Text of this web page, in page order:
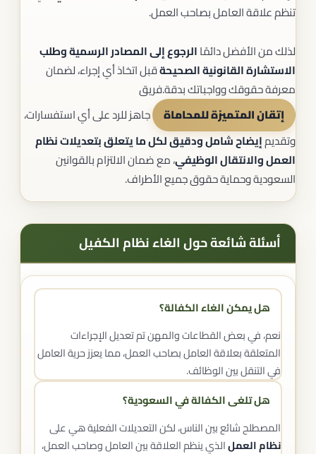
تنظم علاقة العامل بصاحب العمل.
لذلك من الأفضل دائمًاالرجوع إلى المصادر الرسمية وطلب
الاستشارة القانونية الصحيحةقبل اتخاذ أي إجراء، لضمان
معرفة حقوقك وواجباتك بدقة.فريق
إتقان المتميزة للمحاماة
جاهز للرد على أي استفسارات،
وتقديمإيضاح شامل ودقيق لكل ما يتعلق بتعديلات نظام
العمل والانتقال الوظيفي، مع ضمان الالتزام بالقوانين
السعودية وحماية حقوق جميع الأطراف.
أسئلة شائعة حول الغاء نظام الكفيل
هل يمكن الغاء الكفالة؟
نعم، في بعض القطاعات والمهن تم تعديل الإجراءات
المتعلقة بعلاقة العامل بصاحب العمل، مما يعزز حرية العامل
في التنقل بين الوظائف.
هل تلغى الكفالة في السعودية؟
المصطلح شائع بين الناس، لكن التعديلات الفعلية هي على
نظام العملالذي ينظم العلاقة بين العامل وصاحب العمل،